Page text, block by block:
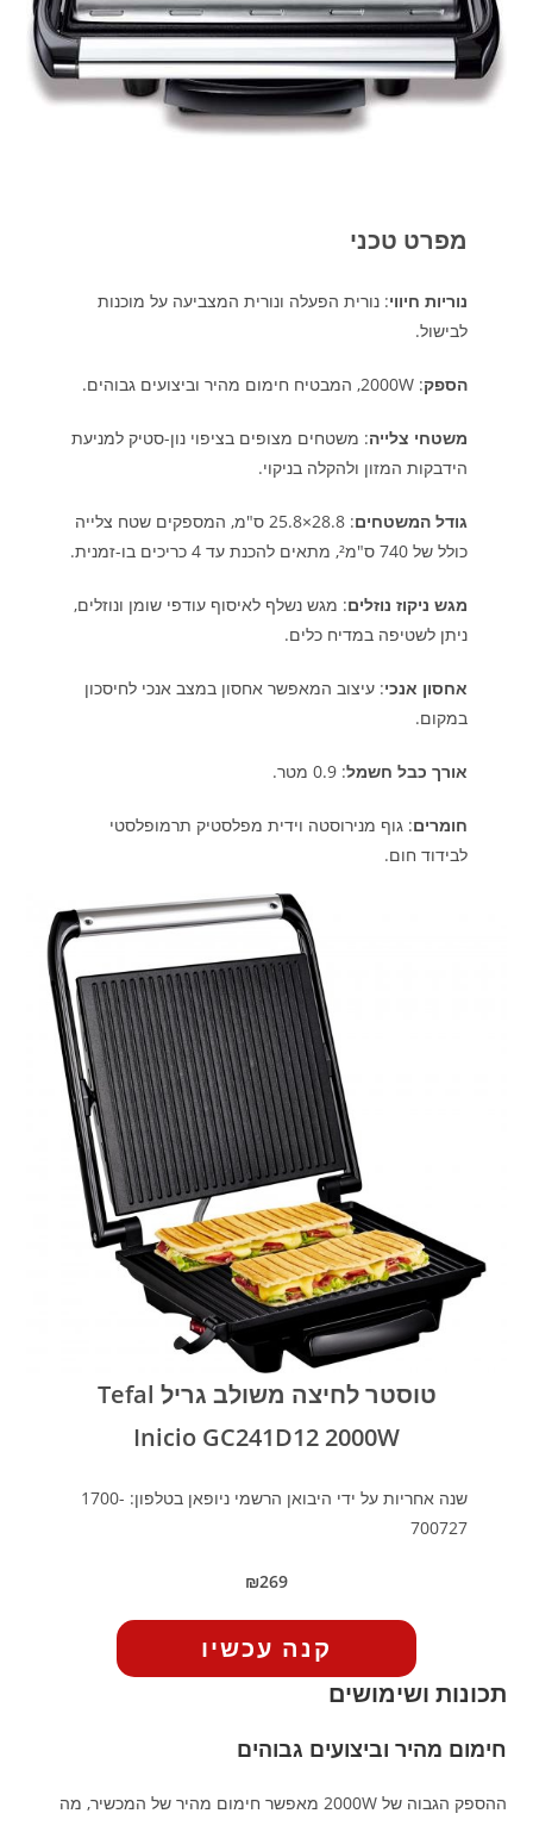
מפרט טכני
נוריות חיווי: נורית הפעלה ונורית המצביעה על מוכנות
לבישול.​
הספק: 2000W, המבטיח חימום מהיר וביצועים גבוהים.​
משטחי צלייה: משטחים מצופים בציפוי נון-סטיק למניעת
הידבקות המזון ולהקלה בניקוי.​
גודל המשטחים
: 28.8×25.8 ס"מ, המספקים שטח צלייה
כולל של 740 ס"מ², מתאים להכנת עד 4 כריכים בו-זמנית.​
מגש ניקוז נוזלים: מגש נשלף לאיסוף עודפי שומן ונוזלים,
ניתן לשטיפה במדיח כלים.​
אחסון אנכי: עיצוב המאפשר אחסון במצב אנכי לחיסכון
במקום.​
אורך כבל חשמל: 0.9 מטר.​
חומרים: גוף מנירוסטה וידית מפלסטיק תרמופלסטי
לבידוד חום.​
טוסטר לחיצה משולב גריל Tefal
Inicio GC241D12 2000W
שנה אחריות על ידי היבואן הרשמי ניופאן בטלפון: 1700-
700727
₪269
קנה עכשיו
תכונות ושימושים
חימום מהיר וביצועים גבוהים
ההספק הגבוה של 2000W מאפשר חימום מהיר של המכשיר, מה